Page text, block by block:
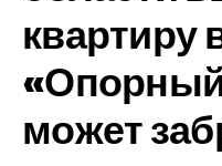
квартиру
«Опорный
может